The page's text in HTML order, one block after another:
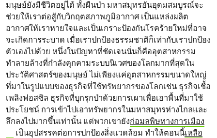
มนุษย์ยังมีชีวิตอยู่ได้ ทั้งผืนป่า มหาสมุทรอันอุดมสมบูรณ์จะ
ช่วยให้เราต่อสู้กับวิกฤตสภาพภูมิอากาศ เป็นแหล่งผลิต
อากาศให้เราหายใจและเป็นเกราะป้องกันโรคร้ายใหม่ที่อาจ
จะเกิดการระบาด เมื่อเราปกป้องธรรมชาติก็เท่ากับเราปกป้อง
ตัวเองไปด้วย หนึ่งในปัญหาที่ชัดเจนนั่นก็คืออุตสาหกรรม
ทำลายล้างที่กำลังคุกคามระบบนิเวศของโลกมากที่สุดใน
ประวัติศาสตร์ของมนุษย์ ไม่เพียงแค่อุตสาหกรรมขนาดใหญ่
ที่มาในรูปแบบของธุรกิจที่ใช้ทรัพยากรของโลกเช่น ธุรกิจเชื้อ
เพลิงฟอสซิล ธุรกิจที่บุกรุกป่าด้วยการเผาเพื่อเอาพื้นที่มาใช้
ประโยชน์ การเข้าไปเอาทรัพยากรในมหาสมุทรห่างไกลและ
ลึกลงไปมากขึ้นเท่านั้น แต่พวกเขายังก่อมลพิษทางการเมือง
เป็นอุปสรรคต่อการปกป้องสิ่งแวดล้อม ทำให้ตอนนี้เหลือ